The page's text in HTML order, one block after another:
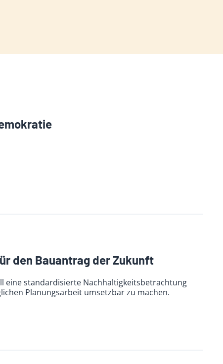
den Bauantrag der Zukunft
eine standardisierte Nachhaltigkeitsbetrachtung
Planungsarbeit umsetzbar zu machen.